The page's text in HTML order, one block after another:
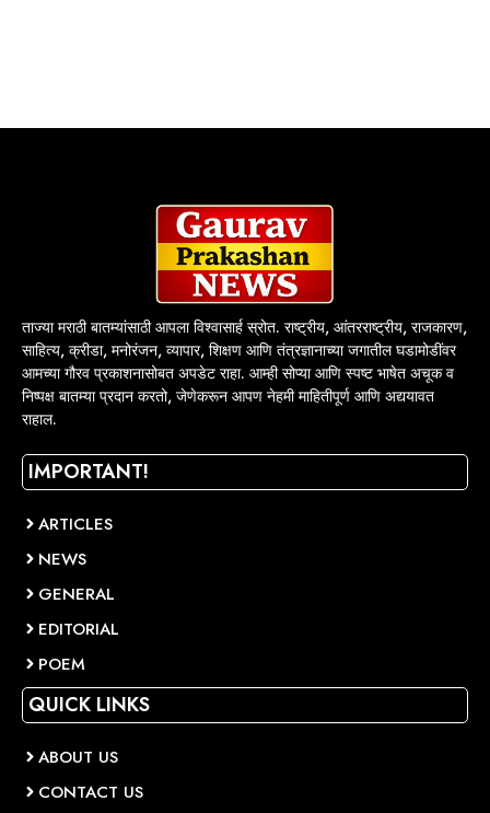
ताज्या मराठी बातम्यांसाठी आपला विश्वासार्ह स्रोत. राष्ट्रीय, आंतरराष्ट्रीय, राजकारण,
साहित्य, क्रीडा, मनोरंजन, व्यापार, शिक्षण आणि तंत्रज्ञानाच्या जगातील घडामोडींवर
आमच्या गौरव प्रकाशनासोबत अपडेट राहा. आम्ही सोप्या आणि स्पष्ट भाषेत अचूक व
निष्पक्ष बातम्या प्रदान करतो, जेणेकरून आपण नेहमी माहितीपूर्ण आणि अद्ययावत
राहाल.
IMPORTANT!
ARTICLES
NEWS
GENERAL
EDITORIAL
POEM
QUICK LINKS
ABOUT US
CONTACT US